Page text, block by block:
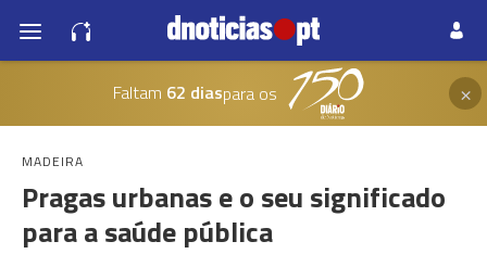
Faltam 62 diaspara os ×
MADEIRA
Pragas urbanas e o seu significado
para a saúde pública